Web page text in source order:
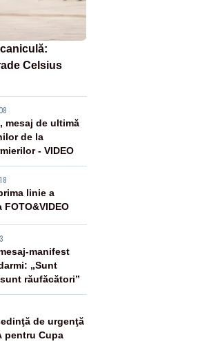
Celsius
mesaj de ultimă
de la
- VIDEO
linie a
manifest
„Sunt
răufăcători”
de urgenţă
pentru Cupa